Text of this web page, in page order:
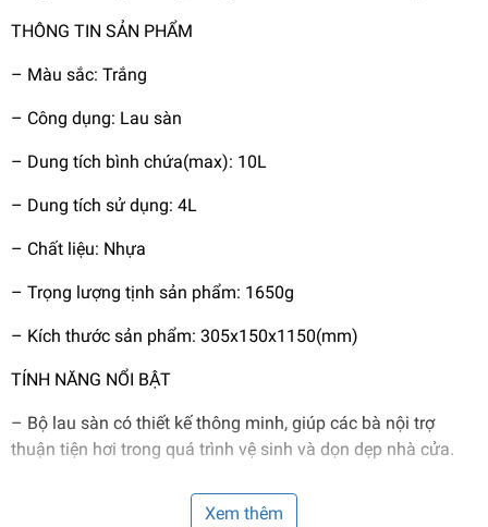
THÔNG TIN SẢN PHẨM
– Màu sắc: Trắng
– Công dụng: Lau sàn
– Dung tích bình chứa(max): 10L
– Dung tích sử dụng: 4L
– Chất liệu: Nhựa
– Trọng lượng tịnh sản phẩm: 1650g
– Kích thước sản phẩm: 305x150x1150(mm)
TÍNH NĂNG NỔI BẬT
– Bộ lau sàn có thiết kế thông minh, giúp các bà nội trợ
thuận tiện hơi trong quá trình vệ sinh và dọn dẹp nhà cửa.
– Bàn xoay 360 độ siêu tiện lợi, chất liệu vải siêu sợi siêu
mịn, tháo lắp dễ dàng, vễ dàng vệ sinh.
Xem thêm